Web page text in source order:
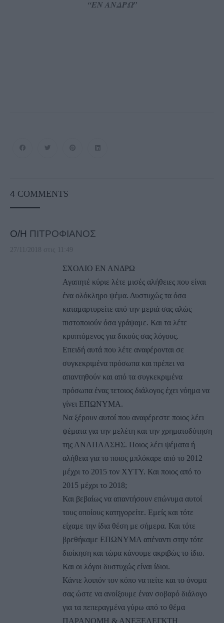
“ΕΝ ΑΝΔΡΩ”
4 COMMENTS
Ο/Η ΠΙΤΡΟΦΙΑΝΟΣ
27/11/2018 στις 11:49
ΣΧΟΛΙΟ ΕΝ ΑΝΔΡΩ
Αγαπητέ κύριε λέτε μισές αλήθειες που είναι
ένα ολόκληρο ψέμα. Δυστυχώς τα όσα
καταμαρτυρείτε από την μεριά σας αλώς
πιστοποιούν όσα γράψαμε. Και τα λέτε
κρυπτόμενος για δικούς σας λόγους.
Επειδή αυτά που λέτε αναφέρονται σε
συγκεκριμένα πρόσωπα και πρέπει να
απαντηθούν και από τα συγκεκριμένα
πρόσωπα ένας τετοιος διάλογος έχει νόημα να
γίνει ΕΠΩΝΥΜΑ.
Να ξέρουν αυτοί που αναφέρεστε ποιος λέει
ψέματα για την μελέτη και την χρηματοδότηση
της ΑΝΑΠΛΑΣΗΣ. Ποιος λέει ψέματα ή
αλήθεια για το ποιος μπλόκαρε από το 2012
μέχρι το 2015 τον ΧΥΤΥ. Και ποιος από το
2015 μέχρι το 2018;
Και βεβαίως να απαντήσουν επώνυμα αυτοί
τους οποίους κατηγορείτε. Εμείς και τότε
είχαμε την ίδια θέση με σήμερα. Και τότε
βρεθήκαμε ΕΠΩΝΥΜΑ απέναντι στην τότε
διοίκηση και τώρα κάνουμε ακριβώς το ίδιο.
Και οι λόγοι δυστυχώς είναι ίδιοι.
Κάντε λοιπόν τον κόπο να πείτε και το όνομα
σας ώστε να ανοίξουμε έναν σοβαρό διάλογο
για τα πεπεραγμένα γύρω από το θέμα
ΠΑΡΑΝΟΜΗ & ΑΝΕΞΕΛΕΓΚΤΗ